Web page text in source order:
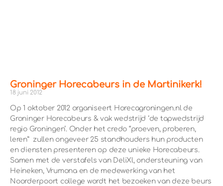
Groninger Horecabeurs in de Martinikerk!
18 juni 2012
Op 1 oktober 2012 organiseert Horecagroningen.nl de
Groninger Horecabeurs & vak wedstrijd ‘de tapwedstrijd
regio Groningen’. Onder het credo “proeven, proberen,
leren” zullen ongeveer 25 standhouders hun producten
en diensten presenteren op deze unieke Horecabeurs.
Samen met de verstafels van DeliXl, ondersteuning van
Heineken, Vrumona en de medewerking van het
Noorderpoort college wordt het bezoeken van deze beurs